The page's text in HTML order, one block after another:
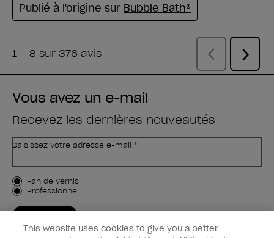
Vous avez un e-mail
Recevez les dernières nouveautés
Saisissez votre adresse e-mail *
Type de client
Fan de vernis
Professionnel
This website uses cookies to give you a better